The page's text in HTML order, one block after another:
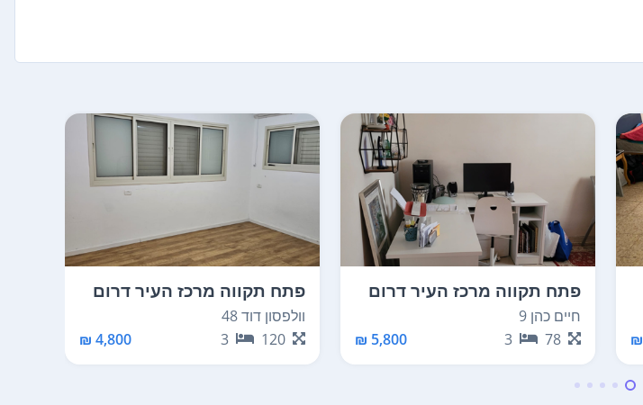
פתח תקווה מרכז העיר דרום
חיים כהן 9
78
3
5,800 ₪
פתח תקווה מרכז העיר דרום
וולפסון דוד 48
120
3
4,800 ₪